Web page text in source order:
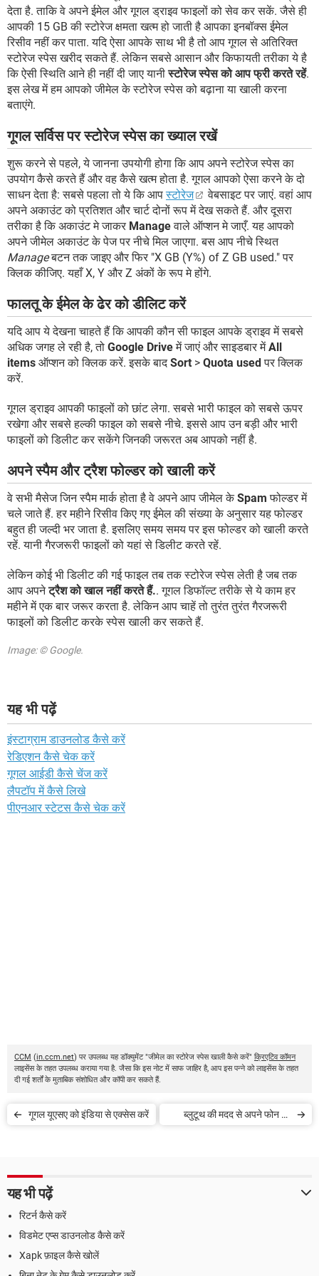
देता है. ताकि वे अपने ईमेल और गूगल ड्राइव फाइलों को सेव कर सकें. जैसे ही
आपकी 15 GB की स्टोरेज क्षमता खत्म हो जाती है आपका इनबॉक्स ईमेल
रिसीव नहीं कर पाता. यदि ऐसा आपके साथ भी है तो आप गूगल से अतिरिक्त
स्टोरेज स्पेस खरीद सकते हैं. लेकिन सबसे आसान और किफायती तरीका ये है
कि ऐसी स्थिति आने ही नहीं दी जाए यानीस्टोरेज स्पेस को आप फ्री करते रहें.
इस लेख में हम आपको जीमेल के स्टोरेज स्पेस को बढ़ाना या खाली करना
बताएंगे.
गूगल सर्विस पर स्टोरेज स्पेस का ख्याल रखें
शुरू करने से पहले, ये जानना उपयोगी होगा कि आप अपने स्टोरेज स्पेस का
उपयोग कैसे करते हैं और वह कैसे खत्म होता है. गूगल आपको ऐसा करने के दो
साधन देता है: सबसे पहला तो ये कि आपस्टोरेज
वेबसाइट पर जाएं. वहां आप
अपने अकाउंट को प्रतिशत और चार्ट दोनों रूप में देख सकते हैं. और दूसरा
तरीका है कि अकाउंट मे जाकर Manageवाले ऑप्शन मे जाएँ. यह आपको
अपने जीमेल अकाउंट के पेज पर नीचे मिल जाएगा. बस आप नीचे स्थित
Manageबटन तक जाइए और फिर "X GB (Y%) of Z GB used." पर
क्लिक कीजिए. यहाँ X, Y और Z अंकों के रूप मे होंगे.
फालतू के ईमेल के ढेर को डीलिट करें
यदि आप ये देखना चाहते हैं कि आपकी कौन सी फाइल आपके ड्राइव में सबसे
अधिक जगह ले रही है, तो Google Driveमें जाएं और साइडबार मेंAll
items ऑप्शन को क्लिक करें. इसके बादSort > Quota usedपर क्लिक
करें.
गूगल ड्राइव आपकी फाइलों को छांट लेगा. सबसे भारी फाइल को सबसे ऊपर
रखेगा और सबसे हल्की फाइल को सबसे नीचे. इससे आप उन बड़ी और भारी
फाइलों को डिलीट कर सकेंगे जिनकी जरूरत अब आपको नहीं है.
अपने स्पैम और ट्रैश फोल्डर को खाली करें
वे सभी मैसेज जिन स्पैम मार्क होता है वे अपने आप जीमेल केSpam फोल्डर में
चले जाते हैं. हर महीने रिसीव किए गए ईमेल की संख्या के अनुसार यह फोल्डर
बहुत ही जल्दी भर जाता है. इसलिए समय समय पर इस फोल्डर को खाली करते
रहें. यानी गैरजरूरी फाइलों को यहां से डिलीट करते रहें.
लेकिन कोई भी डिलीट की गई फाइल तब तक स्टोरेज स्पेस लेती है जब तक
आप अपनेट्रैश को खाल नहीं करते हैं.. गूगल डिफॉल्ट तरीके से ये काम हर
महीने में एक बार जरूर करता है. लेकिन आप चाहें तो तुरंत तुरंत गैरजरूरी
फाइलों को डिलीट करके स्पेस खाली कर सकते हैं.
Image: © Google.
यह भी पढ़ें
इंस्टाग्राम डाउनलोड कैसे करें
रेडिएशन कैसे चेक करें
गूगल आईडी कैसे चेंज करें
लैपटॉप में कैसे लिखे
पीएनआर स्टेटस कैसे चेक करें
CCM (in.ccm.net) पर उपलब्ध यह डॉक्युमेंट "जीमेल का स्टोरेज स्पेस खाली कैसे करें" क्रिएटिव कॉमन
लाइसेंस के तहत उपलब्ध कराया गया है. जैसा कि इस नोट में साफ जाहिर है, आप इस पन्ने को लाइसेंस के तहत
दी गई शर्तों के मुताबिक संशोधित और कॉपी कर सकते हैं.
गूगल यूएसए को इंडिया से एक्सेस करें
ब्लुटूथ की मदद से अपने फोन को
यह भी पढ़ें
रिटर्न कैसे करें
विडमेट एप्स डाउनलोड कैसे करें
Xapk फ़ाइल कैसे खोलें